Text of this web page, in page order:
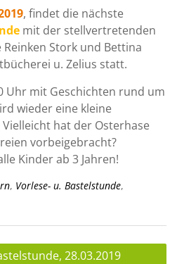
, findet die nächste
mit der stellvertretenden
Stork und Bettina
u. Zelius statt.
Uhr mit Geschichten rund um
wieder eine kleine
hat der Osterhase
vorbeigebracht?
Kinder ab 3 Jahren!
, Vorlese- u. Bastelstunde,
28.03.2019